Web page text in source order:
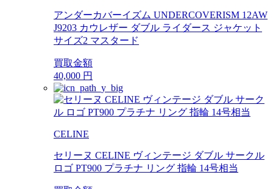
アンダーカバーイズム UNDERCOVERISM 12AW
J9203 カウレザー ダブル ライダース ジャケット
サイズ2 マスタード
買取金額
40,000 円
CELINE
セリーヌ CELINE ヴィンテージ ダブル サークル
ロゴ PT900 プラチナ リング 指輪 14号相当